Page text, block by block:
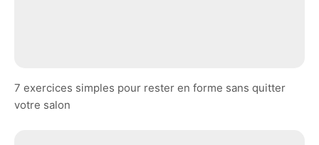
7 exercices simples pour rester en forme sans quitter
votre salon